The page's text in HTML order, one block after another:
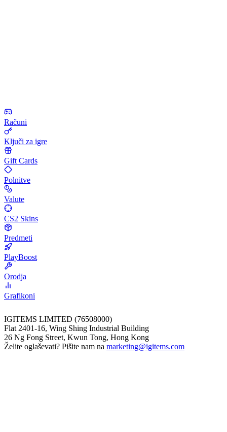
Računi
Ključi za igre
Gift Cards
Polnitve
Valute
CS2 Skins
Predmeti
PlayBoost
Orodja
Grafikoni
IGITEMS LIMITED (76508000)
Flat 2401-16, Wing Shing Industrial Building
26 Ng Fong Street, Kwun Tong, Hong Kong
Želite oglaševati? Pišite nam na marketing@igitems.com